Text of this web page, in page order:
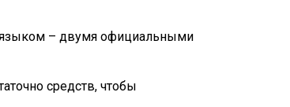
– двумя официальными
средств, чтобы